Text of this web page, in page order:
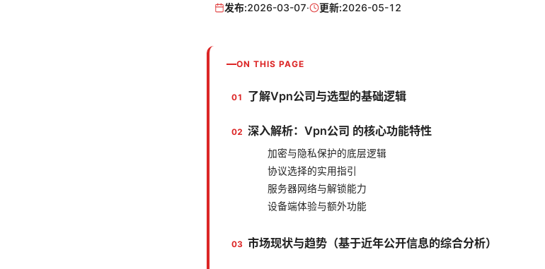
发布:2026-03-07· 更新:2026-05-12
ON THIS PAGE
了解Vpn公司与选型的基础逻辑
深入解析：Vpn公司 的核心功能特性
加密与隐私保护的底层逻辑
协议选择的实用指引
服务器网络与解锁能力
设备端体验与额外功能
市场现状与趋势（基于近年公开信息的综合分析）